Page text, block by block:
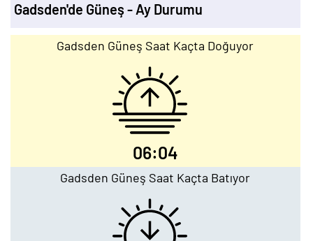
Gadsden'de Güneş - Ay Durumu
Gadsden Güneş Saat Kaçta Doğuyor
06:04
Gadsden Güneş Saat Kaçta Batıyor